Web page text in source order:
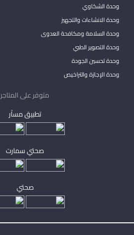
وحدة الشكاوي
وحدة الانشاءات والتجهيز
وحدة السلامة ومكافحة العدوى
وحدة التصوير الطبي
وحدة تحسين الجودة
وحدة الإجازة والتراخيص
متوفر على المتاجر
تطبيق مساْر
صحتي سمارت
صحتي